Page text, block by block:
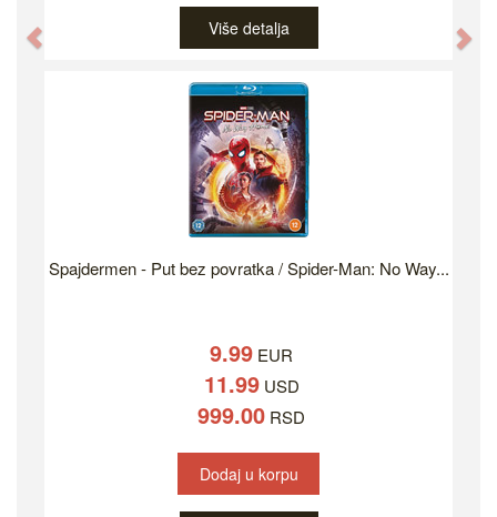
Više detalja
Spajdermen - Put bez povratka / Spider-Man: No Way...
9.99 EUR
11.99USD
999.00 RSD
Dodaj u korpu